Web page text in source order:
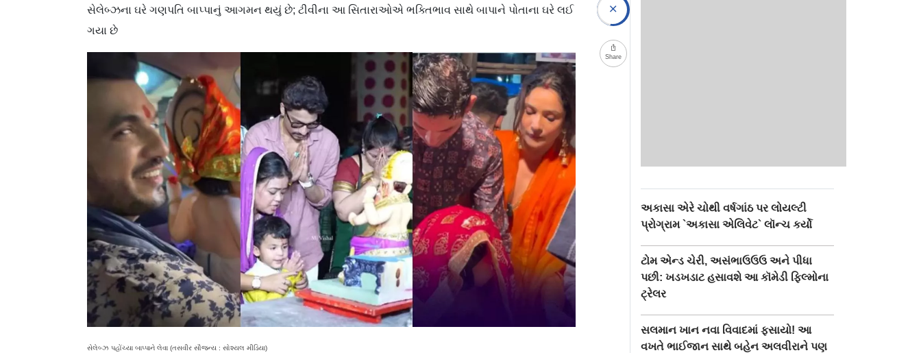
સેલેબ્ઝના ઘરે ગણપતિ બાપ્પાનું આગમન થયું છે; ટીવીના આ સિતારાઓએ ભક્તિભાવ સાથે બાપાને પોતાના ઘરે લઈ
ગયા છે
સેલેબ્ઝ પહોંચ્યા બાપ્પાને લેવા (તસવીર સૌજન્ય : સોશ્યલ મીડિયા)
Share
અકાસા એરે ચોથી વર્ષગાંઠ પર લોયલ્ટી
પ્રોગ્રામ `અકાસા એલિવેટ` લૉન્ચ કર્યો
ટોમ એન્ડ ચેરી, અસંભાઉઉઉ અને પીધા
પછી: ખડખડાટ હસાવશે આ કૉમેડી ફિલ્મોના
ટ્રેલર
સલમાન ખાન નવા વિવાદમાં ફસાયો! આ
વખતે ભાઈજાન સાથે બહેન અલવીરાને પણ